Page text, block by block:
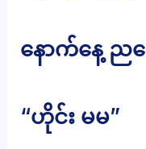
နောက်နေ့ ည
“ဟိုင်း မမ”